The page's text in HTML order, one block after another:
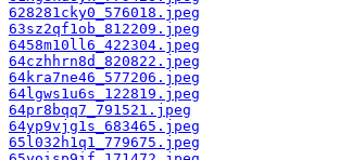
628281cky0_576018.jpeg
63sz2qf1ob_812209.jpeg
6458m10ll6_422304.jpeg
64czhhrn8d_820822.jpeg
64kra7ne46_577206.jpeg
64lgws1u6s_122819.jpeg
64pr8bqq7_791521.jpeg
64yp9vjg1s_683465.jpeg
65l032h1q1_779675.jpeg